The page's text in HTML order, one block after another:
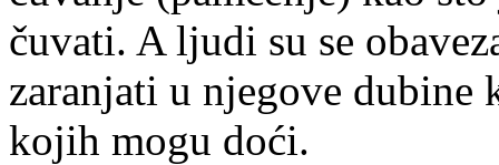
čuvati. A ljudi su se
zaranjati u njegove
kojih mogu doći.